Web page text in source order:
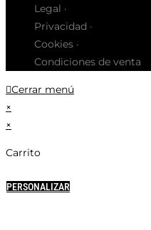
Legal ·
Privacidad ·
Cookies ·
Condiciones de venta
Cerrar menú
×
×
Carrito
PERSONALIZAR